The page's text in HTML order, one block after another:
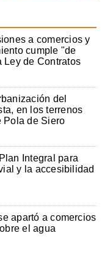
a comercios y
cumple "de
Ley de Contratos
del
en los terrenos
Pola de Siero
Integral para
y la accesibilidad
apartó a comercios
el agua